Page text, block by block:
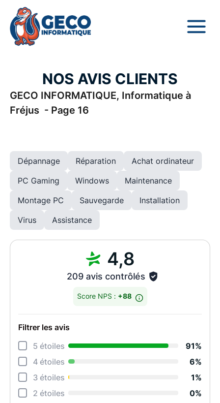
GECO INFORMATIQUE, Informatique à
Fréjus - Page 16
NOS AVIS CLIENTS
Dépannage Réparation
Achat ordinateur
PC Gaming
Windows
Maintenance
Montage PC
Sauvegarde
Installation
Virus
Assistance
4,8
209 avis contrôlés
Score NPS : +88
Filtrer les avis
5 étoiles
91%
4 étoiles
6%
3 étoiles
1%
2 étoiles
0%